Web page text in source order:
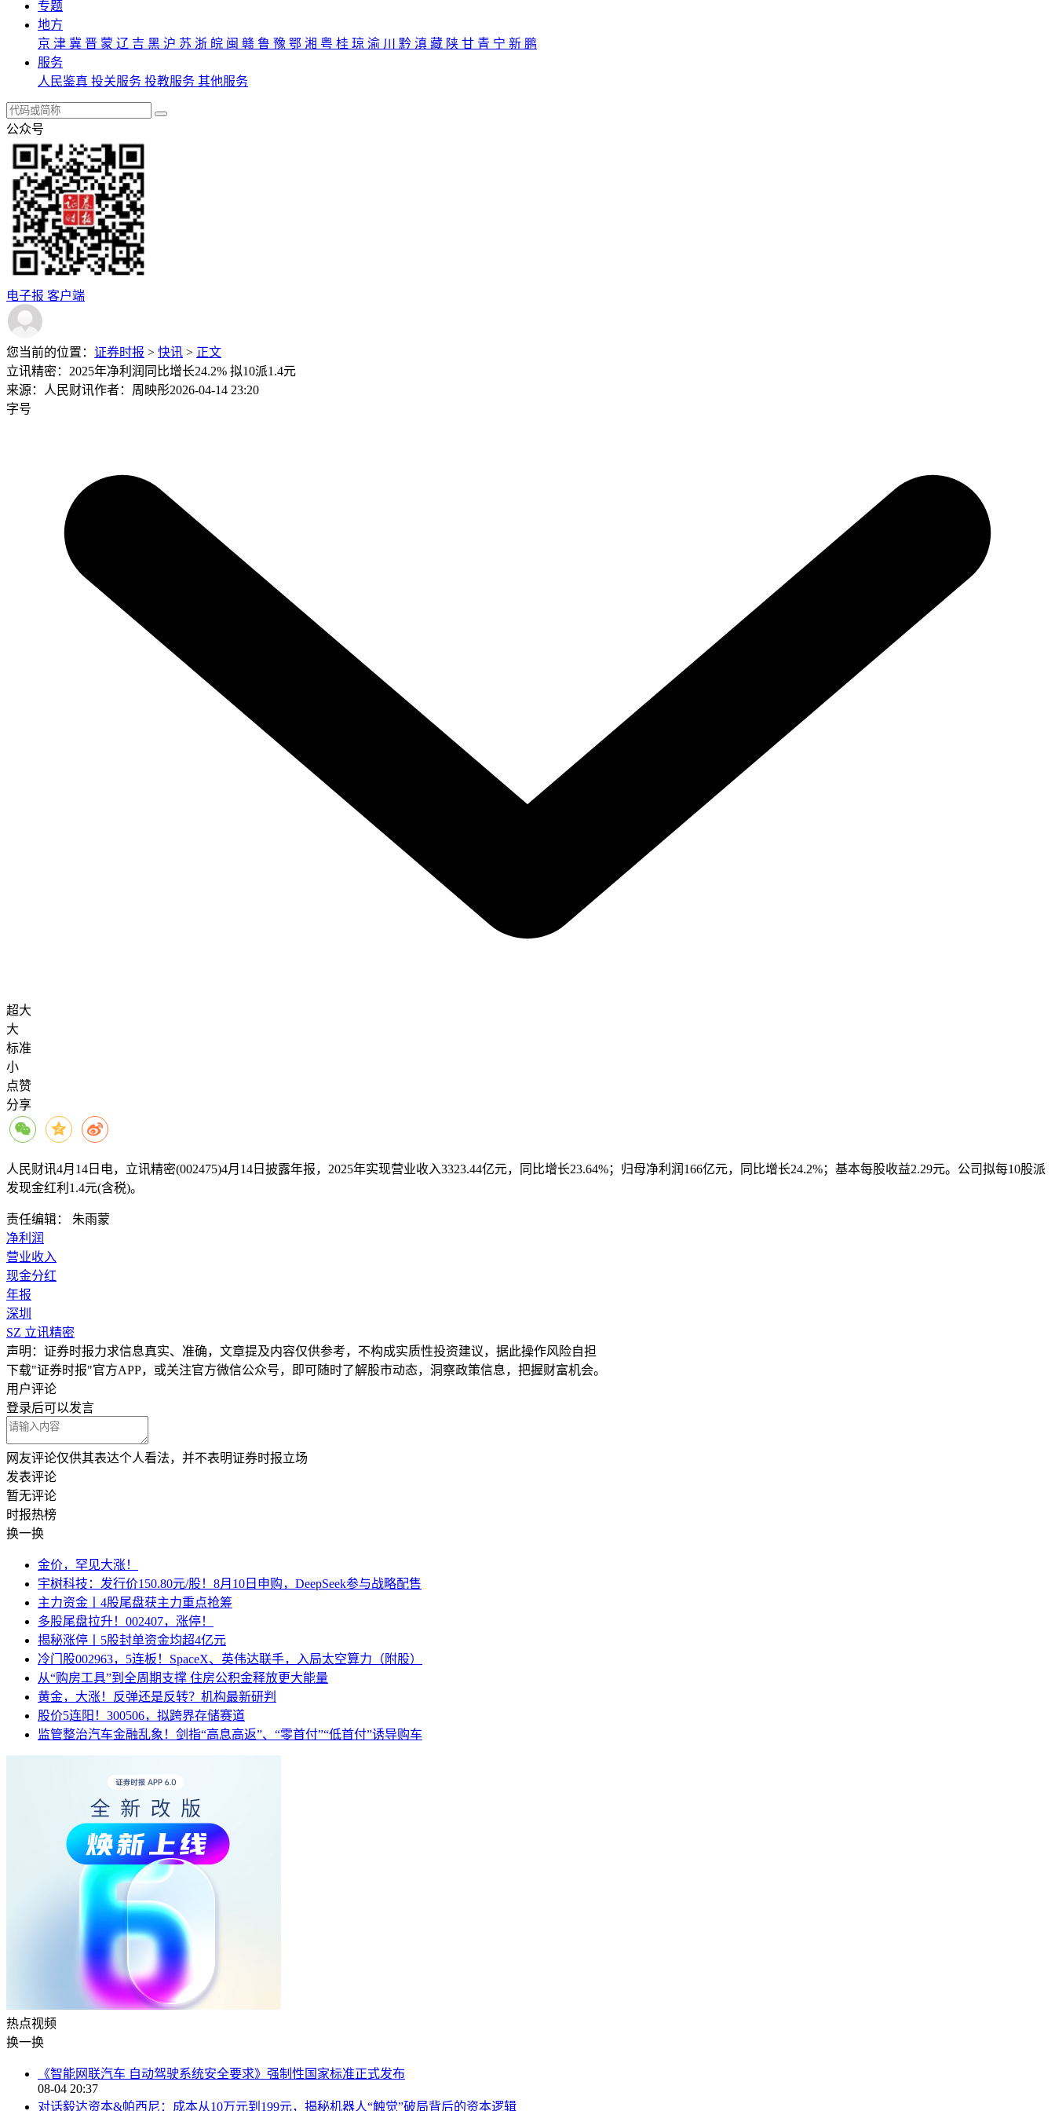
专题
地方
京 津 冀 晋 蒙 辽 吉 黑 沪 苏 浙 皖 闽 赣 鲁 豫 鄂 湘 粤 桂 琼 渝 川 黔 滇 藏 陕 甘 青 宁 新 鹏
服务
人民鉴真 投关服务 投教服务 其他服务
公众号
电子报 客户端
您当前的位置： 证券时报 > 快讯 > 正文
立讯精密：2025年净利润同比增长24.2% 拟10派1.4元
来源：人民财讯作者：周映彤2026-04-14 23:20
字号
超大
大
标准
小
点赞
分享
人民财讯4月14日电， 立讯精密(002475)4月14日披露年报，2025年实现营业收入3323.44亿元，同比增长23.64%；归母净利润166亿元，同比增长24.2%；基本每股收益2.29元。公司拟每10股派
发现金红利1.4元(含税)。
责任编辑： 朱雨蒙
净利润
营业收入
现金分红
年报
深圳
SZ 立讯精密
声明：证券时报力求信息真实、准确，文章提及内容仅供参考，不构成实质性投资建议，据此操作风险自担
下载"证券时报"官方APP，或关注官方微信公众号，即可随时了解股市动态，洞察政策信息，把握财富机会。
用户评论
登录后可以发言
网友评论仅供其表达个人看法，并不表明证券时报立场
发表评论
暂无评论
时报热榜
换一换
金价，罕见大涨！
宇树科技：发行价150.80元/股！8月10日申购，DeepSeek参与战略配售
主力资金丨4股尾盘获主力重点抢筹
多股尾盘拉升！002407，涨停！
揭秘涨停丨5股封单资金均超4亿元
冷门股002963，5连板！SpaceX、英伟达联手，入局太空算力（附股）
从“购房工具”到全周期支撑 住房公积金释放更大能量
黄金，大涨！反弹还是反转？机构最新研判
股价5连阳！300506，拟跨界存储赛道
监管整治汽车金融乱象！剑指“高息高返”、“零首付”“低首付”诱导购车
热点视频
换一换
《智能网联汽车 自动驾驶系统安全要求》强制性国家标准正式发布
08-04 20:37
对话毅达资本&帕西尼：成本从10万元到199元，揭秘机器人“触觉”破局背后的资本逻辑